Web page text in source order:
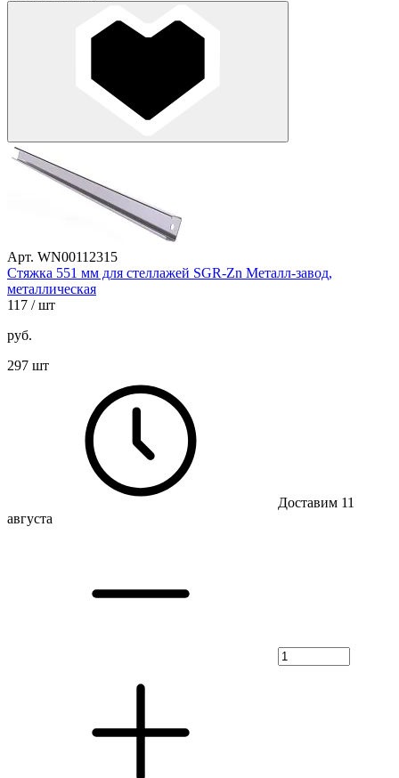
Арт. WN00112315
Стяжка 551 мм для стеллажей SGR-Zn Металл-завод,
металлическая
117 / шт
руб.
297 шт
Доставим 11
августа